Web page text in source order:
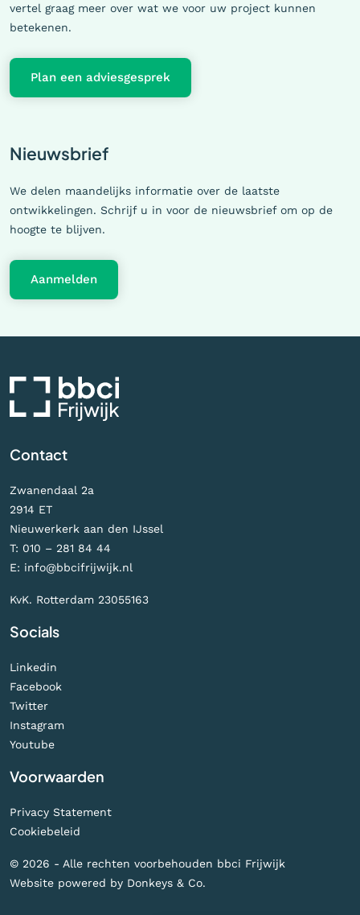
vertel graag meer over wat we voor uw project kunnen
betekenen.
Plan een adviesgesprek
Nieuwsbrief
We delen maandelijks informatie over de laatste
ontwikkelingen. Schrijf u in voor de nieuwsbrief om op de
hoogte te blijven.
Aanmelden
Contact
Zwanendaal 2a
2914 ET
Nieuwerkerk aan den IJssel
T: 010 – 281 84 44
E: info@bbcifrijwijk.nl
KvK. Rotterdam 23055163
Socials
Linkedin
Facebook
Twitter
Instagram
Youtube
Voorwaarden
Privacy Statement
Cookiebeleid
© 2026 - Alle rechten voorbehouden bbci Frijwijk
Website powered by Donkeys & Co.